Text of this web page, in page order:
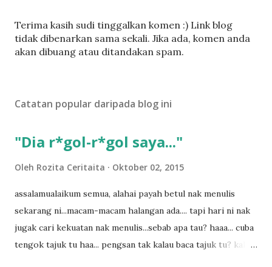
C
a
t
l
Terima kasih sudi tinggalkan komen :) Link blog
tidak dibenarkan sama sekali. Jika ada, komen anda
akan dibuang atau ditandakan spam.
Catatan popular daripada blog ini
"Dia r*gol-r*gol saya..."
Oleh Rozita Ceritaita Oktober 02, 2015
assalamualaikum semua, alahai payah betul nak menulis
sekarang ni...macam-macam halangan ada.... tapi hari ni nak
jugak cari kekuatan nak menulis...sebab apa tau? haaa... cuba
tengok tajuk tu haa... pengsan tak kalau baca tajuk tu? kalau